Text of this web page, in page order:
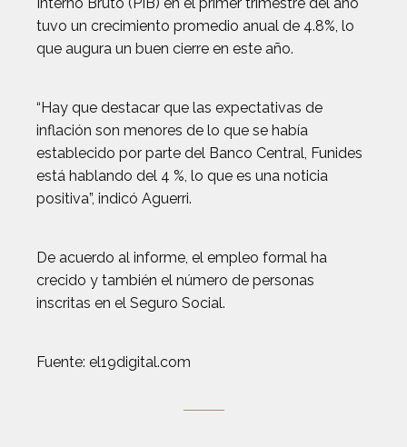
tuvo un crecimiento promedio anual de 4.8%, lo
que augura un buen cierre en este año.
“Hay que destacar que las expectativas de
inflación son menores de lo que se había
establecido por parte del Banco Central, Funides
está hablando del 4 %, lo que es una noticia
positiva”, indicó Aguerri.
De acuerdo al informe, el empleo formal ha
crecido y también el número de personas
inscritas en el Seguro Social.
Fuente: el19digital.com